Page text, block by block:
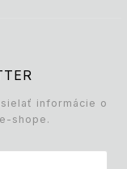
informácie o
shope.